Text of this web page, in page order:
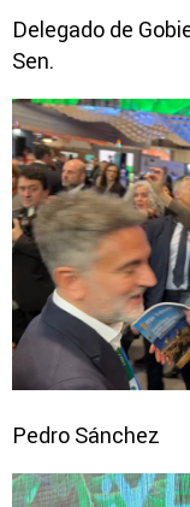
Delegado de
Sen.
Pedro Sánchez